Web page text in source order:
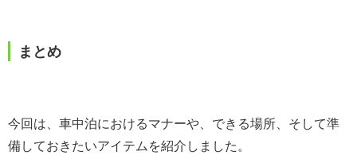
まとめ
今回は、車中泊におけるマナーや、できる場所、そして準
備しておきたいアイテムを紹介しました。